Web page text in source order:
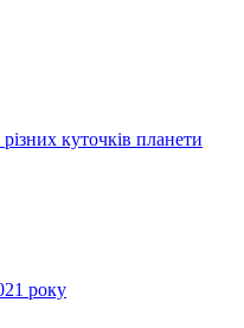
куточків планети
року